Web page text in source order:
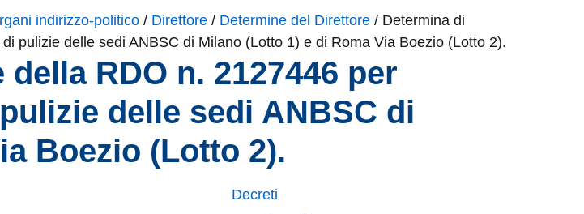
indirizzo-politico / Direttore / Determine del Direttore / Determina di
pulizie delle sedi ANBSC di Milano (Lotto 1) e di Roma Via Boezio (Lotto 2).
RDO n. 2127446 per
delle sedi ANBSC di
Boezio (Lotto 2).
Decreti